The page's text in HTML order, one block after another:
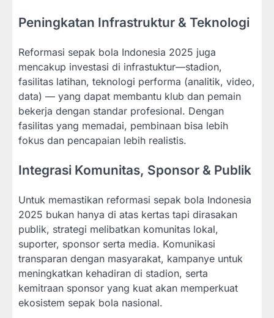
Peningkatan Infrastruktur & Teknologi
Reformasi sepak bola Indonesia 2025 juga
mencakup investasi di infrastuktur—stadion,
fasilitas latihan, teknologi performa (analitik, video,
data) — yang dapat membantu klub dan pemain
bekerja dengan standar profesional. Dengan
fasilitas yang memadai, pembinaan bisa lebih
fokus dan pencapaian lebih realistis.
Integrasi Komunitas, Sponsor & Publik
Untuk memastikan reformasi sepak bola Indonesia
2025 bukan hanya di atas kertas tapi dirasakan
publik, strategi melibatkan komunitas lokal,
suporter, sponsor serta media. Komunikasi
transparan dengan masyarakat, kampanye untuk
meningkatkan kehadiran di stadion, serta
kemitraan sponsor yang kuat akan memperkuat
ekosistem sepak bola nasional.